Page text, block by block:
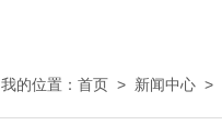
我的位置： 首页 > 新闻中心 >